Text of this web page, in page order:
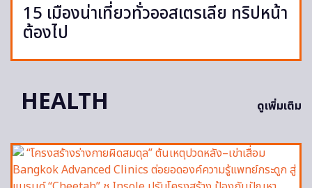
15 เมืองน่าเที่ยวทั่วออสเตรเลีย ทริปหน้า
ต้องไป
HEALTH ดูเพิ่มเติม